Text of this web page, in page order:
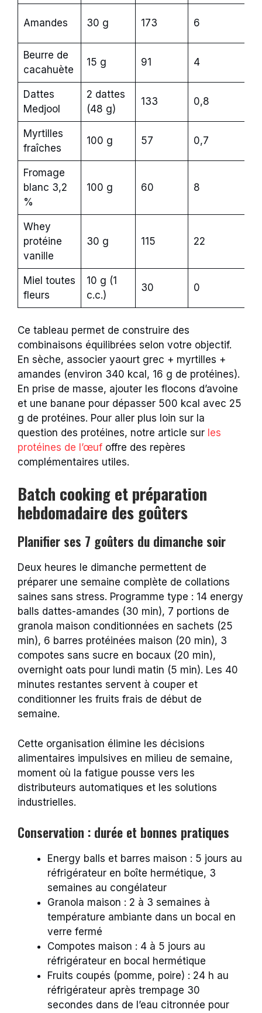
Amandes 30 g 173 6
Beurre de
cacahuète
15 g 91 4
Dattes
Medjool
2 dattes
(48 g)
133 0,8
Myrtilles
fraîches
100 g 57 0,7
Fromage
blanc 3,2
%
100 g 60 8
Whey
protéine
vanille
30 g 115 22
Miel toutes
fleurs
10 g (1
c.c.)
30 0
Ce tableau permet de construire des
combinaisons équilibrées selon votre objectif.
En sèche, associer yaourt grec + myrtilles +
amandes (environ 340 kcal, 16 g de protéines).
En prise de masse, ajouter les flocons d’avoine
et une banane pour dépasser 500 kcal avec 25
g de protéines. Pour aller plus loin sur la
question des protéines, notre article sur les
protéines de l’œuf offre des repères
complémentaires utiles.
Batch cooking et préparation
hebdomadaire des goûters
Planifier ses 7 goûters du dimanche soir
Deux heures le dimanche permettent de
préparer une semaine complète de collations
saines sans stress. Programme type : 14 energy
balls dattes-amandes (30 min), 7 portions de
granola maison conditionnées en sachets (25
min), 6 barres protéinées maison (20 min), 3
compotes sans sucre en bocaux (20 min),
overnight oats pour lundi matin (5 min). Les 40
minutes restantes servent à couper et
conditionner les fruits frais de début de
semaine.
Cette organisation élimine les décisions
alimentaires impulsives en milieu de semaine,
moment où la fatigue pousse vers les
distributeurs automatiques et les solutions
industrielles.
Conservation : durée et bonnes pratiques
Energy balls et barres maison : 5 jours au
réfrigérateur en boîte hermétique, 3
semaines au congélateur
Granola maison : 2 à 3 semaines à
température ambiante dans un bocal en
verre fermé
Compotes maison : 4 à 5 jours au
réfrigérateur en bocal hermétique
Fruits coupés (pomme, poire) : 24 h au
réfrigérateur après trempage 30
secondes dans de l’eau citronnée pour